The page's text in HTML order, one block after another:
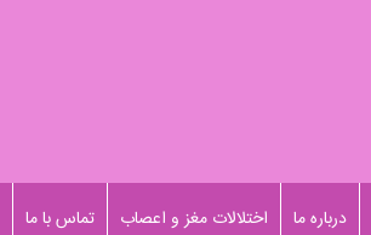
درباره ما اختلالات مغز و اعصاب تماس با ما